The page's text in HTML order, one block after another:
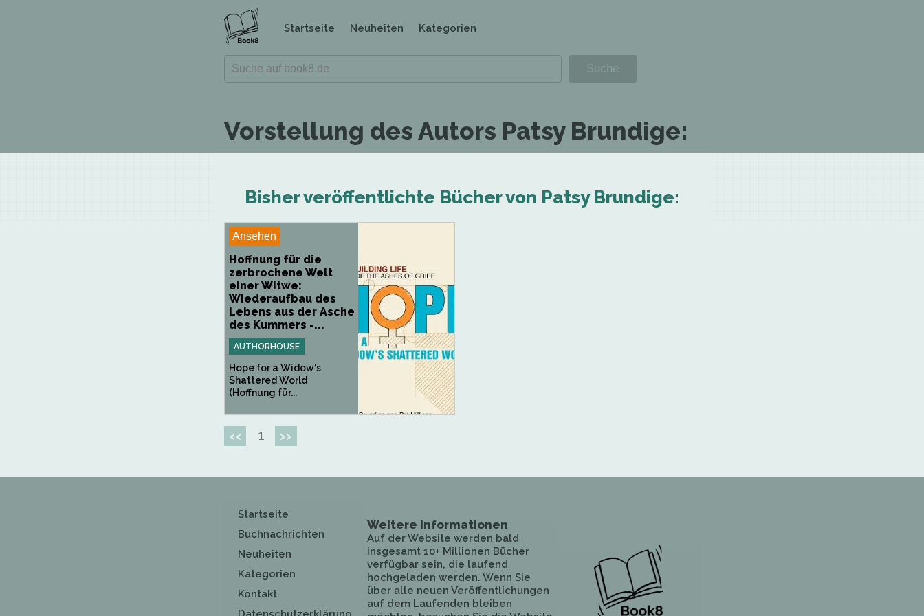
Startseite Neuheiten Kategorien
Vorstellung des Autors Patsy Brundige:
Bisher veröffentlichte Bücher von Patsy Brundige:
Ansehen
Hoffnung für die
zerbrochene Welt
einer Witwe:
Wiederaufbau des
Lebens aus der Asche
des Kummers -...
AUTHORHOUSE
Hope for a Widow's
Shattered World
(Hoffnung für...
<< 1 >>
Startseite
Buchnachrichten
Neuheiten
Kategorien
Kontakt
Weitere Informationen
Auf der Website werden bald
insgesamt 10+ Millionen Bücher
verfügbar sein, die laufend
hochgeladen werden. Wenn Sie
über alle neuen Veröffentlichungen
auf dem Laufenden bleiben